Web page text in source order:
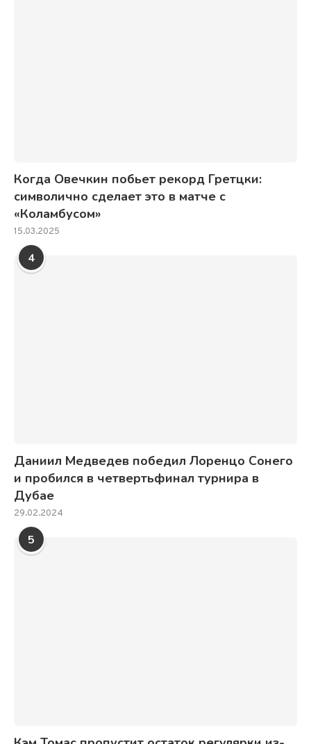
Когда Овечкин побьет рекорд Гретцки:
символично сделает это в матче с
«Коламбусом»
15.03.2025
4
Даниил Медведев победил Лоренцо Сонего
и пробился в четвертьфинал турнира в
Дубае
29.02.2024
5